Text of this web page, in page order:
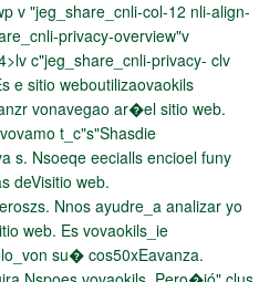
v "jeg_share_cnli-col-12 nli-align-
privacy-overview"v
c"jeg_share_cnli-privacy- clv
e sitio weboutilizaovaokils
vonavegao ar�el sitio web.
t_c"s"Shasdie
s. Nsoeqe eecialls encioel funy
deVisitio web.
Nnos ayudre_a analizar yo
web. Es vovaokils_ie
su� cos50xEavanza.